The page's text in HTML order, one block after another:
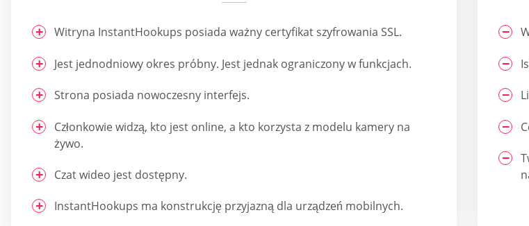
Witryna InstantHookups posiada ważny certyfikat szyfrowania SSL.
Jest jednodniowy okres próbny. Jest jednak ograniczony w funkcjach.
Strona posiada nowoczesny interfejs.
Członkowie widzą, kto jest online, a kto korzysta z modelu kamery na
żywo.
Czat wideo jest dostępny.
InstantHookups ma konstrukcję przyjazną dla urządzeń mobilnych.